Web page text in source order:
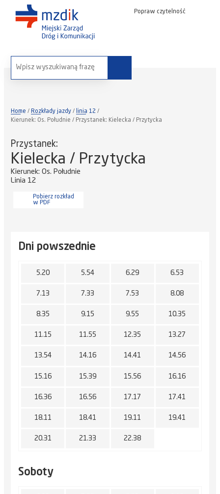
Popraw czytelność
wyszukaj na stronie:
Home Rozkłady jazdy
linia 12
Kierunek: Os. Południe / Przystanek: Kielecka / Przytycka
Przystanek:
Kielecka / Przytycka
Kierunek: Os. Południe
Linia 12
Pobierz rozkład
w PDF
Dni powszednie
5.20 5.54 6.29 6.53
7.13 7.33 7.53 8.08
8.35 9.15 9.55 10.35
11.15 11.55 12.35 13.27
13.54 14.16 14.41 14.56
15.16 15.39 15.56 16.16
16.36 16.56 17.17 17.41
18.11 18.41 19.11 19.41
20.31 21.33 22.38
Soboty